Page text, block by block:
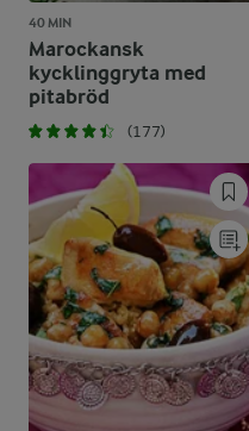
40 MIN
Marockansk
kycklinggryta med
pitabröd
(177)